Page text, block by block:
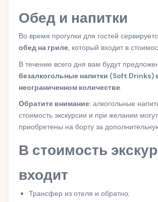
Обед и напитки
Во время прогулки для гостей
обед на гриле, который входит в
В течение всего дня вам будут
безалкогольные напитки (Soft Drinks)
неограниченном количестве.
Обратите внимание: алкогольные
стоимость экскурсии и при желании
приобретены на борту за
В стоимость
входит
Трансфер из отеля и обратно;